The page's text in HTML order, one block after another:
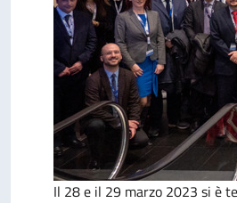
Il 28 e il 29 marzo 2023 si è